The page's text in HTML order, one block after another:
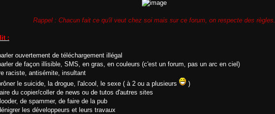
Rappel : Chacun fait ce qu'il veut chez soi mais sur ce forum, on respecte des règles.
:
ouvertement de téléchargement illégal
de façon illisible, SMS, en gras, en couleurs (c'est un forum, pas un arc en ciel)
raciste, antisémite, insultant
le suicide, la drogue, l'alcool, le sexe ( à 2 ou a plusieurs
)
du copier/coller de news ou de tutos d'autres sites
de spammer, de faire de la pub
les développeurs et leurs travaux